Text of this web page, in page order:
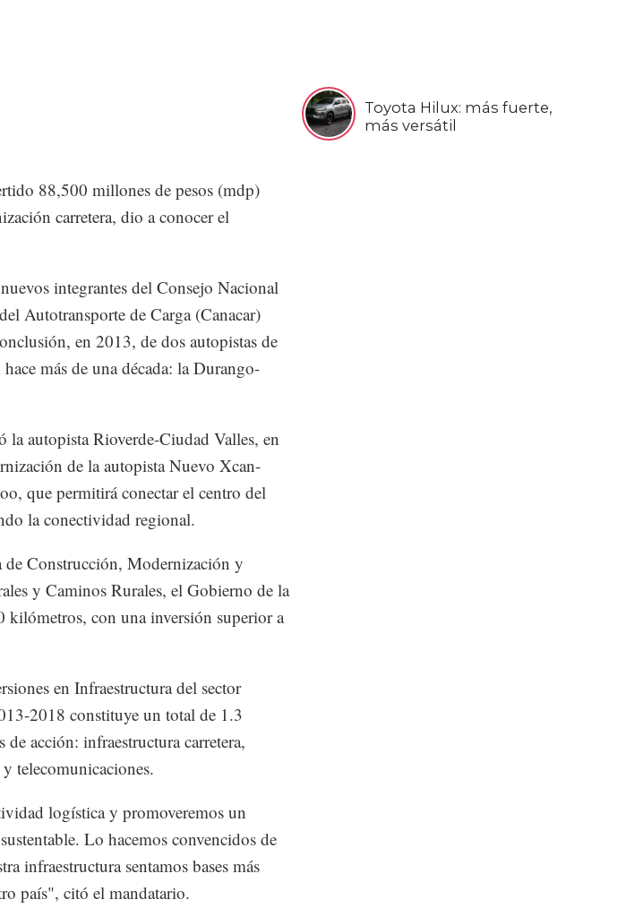
Toyota Hilux: más fuerte,
más versátil
88,500 millones de pesos (mdp)
carretera, dio a conocer el
integrantes del Consejo Nacional
Autotransporte de Carga (Canacar)
en 2013, de dos autopistas de
más de una década: la Durango-
la autopista Rioverde-Ciudad Valles, en
de la autopista Nuevo Xcan-
que permitirá conectar el centro del
la conectividad regional.
de Construcción, Modernización y
y Caminos Rurales, el Gobierno de la
kilómetros, con una inversión superior a
en Infraestructura del sector
2018 constituye un total de 1.3
acción: infraestructura carretera,
telecomunicaciones.
logística y promoveremos un
Lo hacemos convencidos de
infraestructura sentamos bases más
país", citó el mandatario.